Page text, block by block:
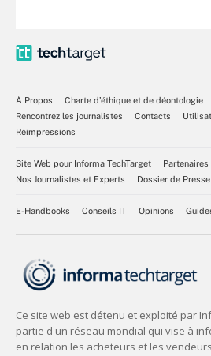
À Propos
Charte d’éthique et de déontologie
Rencontrez les journalistes
Contacts
Réimpressions
Site Web pour Informa TechTarget Partenaires
Nos Journalistes et Experts
Dossier de Presse
E-Handbooks Conseils IT Opinions